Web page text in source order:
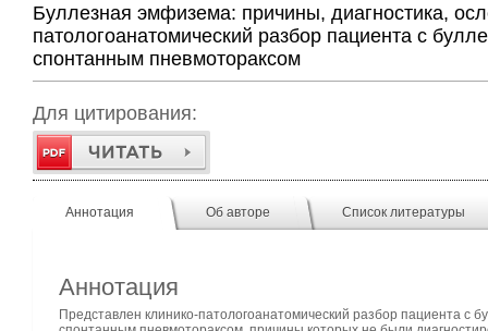
Буллезная эмфизема: причины, диагностика,
патологоанатомический разбор пациента с
спонтанным пневмотораксом
Для цитирования:
Аннотация Об авторе Список литературы
Аннотация
Представлен клинико-патологоанатомический разбор пациента с